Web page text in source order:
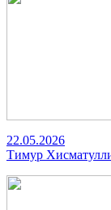
22.05.2026
Тимур